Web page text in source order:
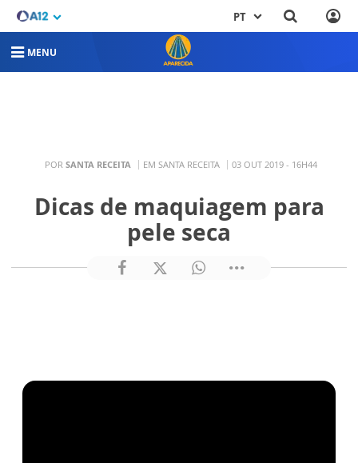
PT
MENU
POR SANTA RECEITA EM SANTA RECEITA 03 OUT 2019 - 16H44
Dicas de maquiagem para
pele seca